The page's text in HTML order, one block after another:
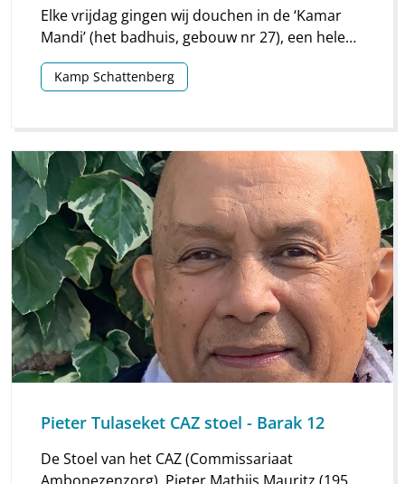
Elke vrijdag gingen wij douchen in de ‘Kamar
Mandi’ (het badhuis, gebouw nr 27), een hele
belevenis..... Je ontmoette elkaar, je wisselde
verhalen met elkaar. Het was een
Kamp Schattenberg
Pieter Tulaseket CAZ stoel - Barak 12
De Stoel van het CAZ (Commissariaat